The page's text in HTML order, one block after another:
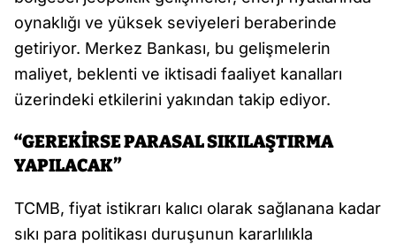
oynaklığı ve yüksek seviyeleri beraberinde
getiriyor. Merkez Bankası, bu gelişmelerin
maliyet, beklenti ve iktisadi faaliyet kanalları
üzerindeki etkilerini yakından takip ediyor.
“GEREKİRSE PARASAL SIKILAŞTIRMA
YAPILACAK”
TCMB, fiyat istikrarı kalıcı olarak sağlanana kadar
sıkı para politikası duruşunun kararlılıkla